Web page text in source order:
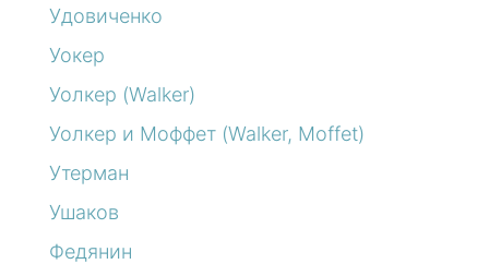
Удовиченко
Уокер
Уолкер (Walker)
Уолкер и Моффет (Walker, Moffet)
Утерман
Ушаков
Федянин